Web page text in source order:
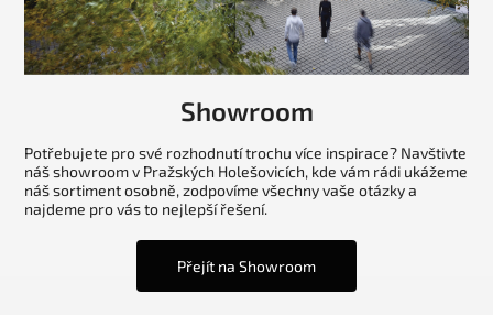
Showroom
Potřebujete pro své rozhodnutí trochu více inspirace? Navštivte
náš showroom v Pražských Holešovicích, kde vám rádi ukážeme
náš sortiment osobně, zodpovíme všechny vaše otázky a
najdeme pro vás to nejlepší řešení.
Přejít na Showroom